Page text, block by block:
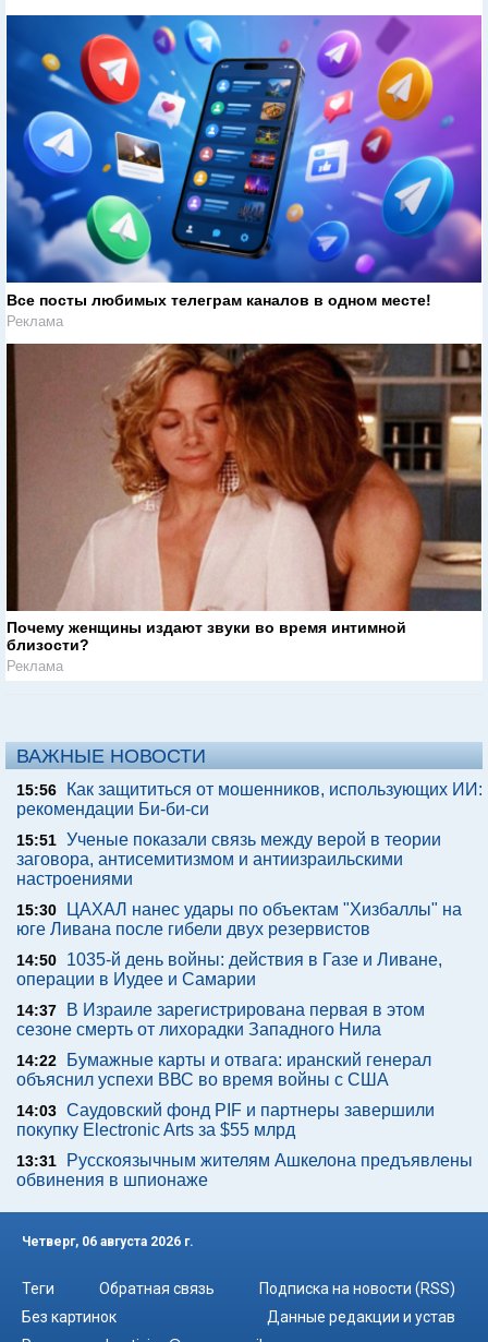
Все посты любимых телеграм каналов в одном месте!
Реклама
Почему женщины издают звуки во время интимной
близости?
Реклама
ВАЖНЫЕ НОВОСТИ
15:56
Как защититься от мошенников, использующих ИИ:
рекомендации Би-би-си
15:51 Ученые показали связь между верой в теории
заговора, антисемитизмом и антиизраильскими
настроениями
15:30
ЦАХАЛ нанес удары по объектам "Хизбаллы" на
юге Ливана после гибели двух резервистов
14:50
1035-й день войны: действия в Газе и Ливане,
операции в Иудее и Самарии
14:37
В Израиле зарегистрирована первая в этом
сезоне смерть от лихорадки Западного Нила
14:22
Бумажные карты и отвага: иранский генерал
объяснил успехи ВВС во время войны с США
14:03 Саудовский фонд PIF и партнеры завершили
покупку Electronic Arts за $55 млрд
13:31
Русскоязычным жителям Ашкелона предъявлены
обвинения в шпионаже
Четверг, 06 августа 2026 г.
Теги Обратная связь
Подписка на новости (RSS)
Без картинок
Данные редакции и устав